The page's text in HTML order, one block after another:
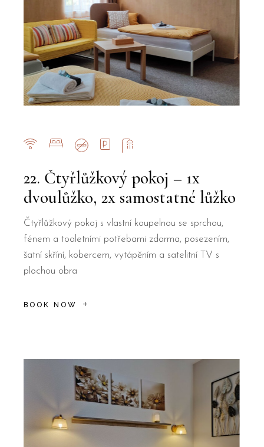
22. Čtyřlůžkový pokoj – 1x
dvoulůžko, 2x samostatné lůžko
Čtyřlůžkový pokoj s vlastní koupelnou se sprchou,
fénem a toaletními potřebami zdarma, posezením,
šatní skříní, kobercem, vytápěním a satelitní TV s
plochou obra
BOOK NOW